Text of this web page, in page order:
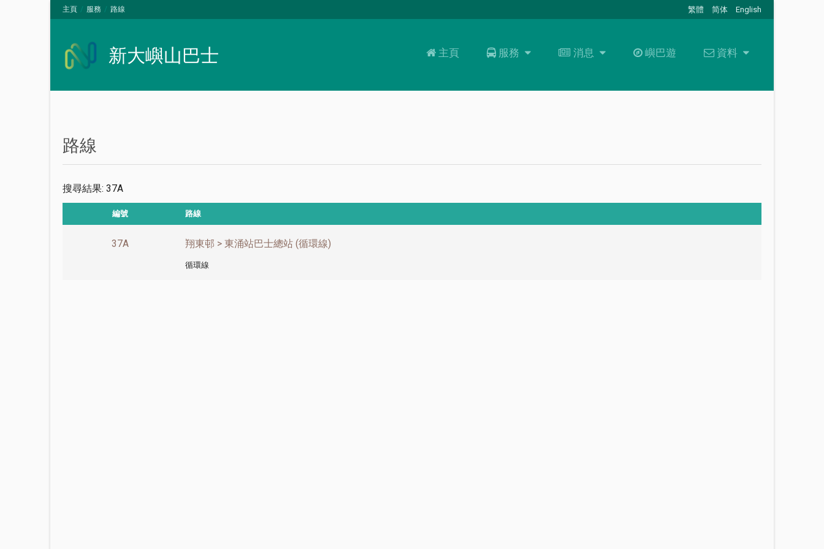
主頁 服務 路線 繁體 简体 English
新大嶼山巴士 主頁 服務
服務 消息
消息 嶼巴遊 資料
資料
常見問題
路線
搜尋結果: 37A
編號 路線
37A 翔東邨 > 東涌站巴士總站 (循環線)
循環線